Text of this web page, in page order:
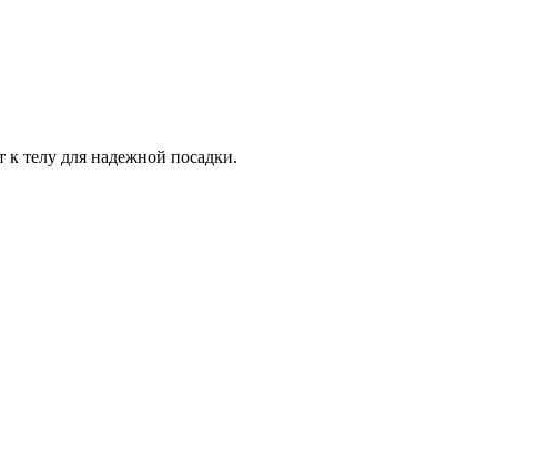
к телу для надежной посадки.